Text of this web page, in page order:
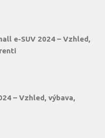
e-SUV 2024 – Vzhled,
– Vzhled, výbava,